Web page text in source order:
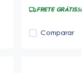
FRETE GRÁTIS
Comparar